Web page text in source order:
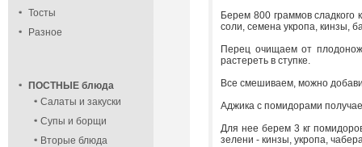
Тосты
Разное
ПОСТНЫЕ блюда
Салаты и закуски
Супы и борщи
Вторые блюда
Берем 800 граммов сладкого
соли, семена укропа, кинзы,
Перец очищаем от
растереть в ступке.
Все смешиваем, можно
Аджика с помидорами
Для нее берем 3 кг
зелени - кинзы, укропа,